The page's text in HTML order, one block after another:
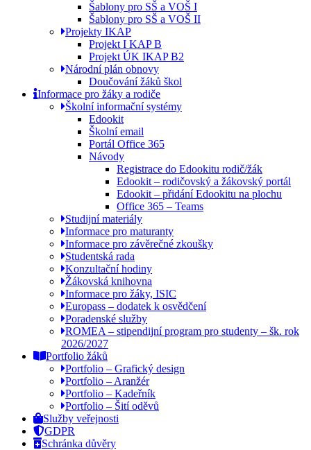
Šablony pro SŠ a VOŠ I
Šablony pro SŠ a VOŠ II
Projekty IKAP
Projekt I KAP B
Projekt ÚK IKAP B2
Národní plán obnovy
Doučování žáků škol
Informace pro žáky a rodiče
Školní informační systémy
Edookit
Školní email
Portál Office 365
Návody
Registrace do Edookitu rodič/žák
Edookit – rodičovský a žákovský portál
Edookit – přidání Edookitu na plochu
Office 365 – Teams
Studijní materiály
Informace pro maturanty
Informace pro závěrečné zkoušky
Studentská rada
Konzultační hodiny
Žákovská knihovna
Informace pro žáky, ISIC
Europass – dodatek k osvědčení
Poradenské služby
ROMEA – stipendijní program pro studenty – šk. rok
2026/2027
Portfolio žáků
Portfolio – Grafický design
Portfolio – Aranžér
Portfolio – Kadeřník
Portfolio – Šití oděvů
Služby veřejnosti
GDPR
Schránka důvěry